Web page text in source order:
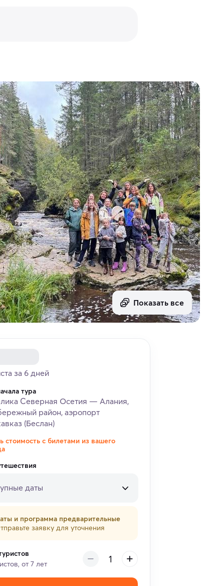
Показать все
за 6 дней
тура
Северная Осетия — Алания,
район, аэропорт
(Беслан)
стоимость с билетами из вашего
даты
и программа предварительные
заявку для уточнения
от 7 лет